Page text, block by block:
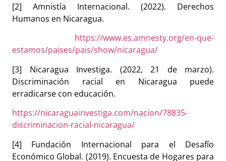
[2] Amnistía Internacional. (2022). Derechos
Humanos en Nicaragua.
https://www.es.amnesty.org/en-que-
estamos/paises/pais/show/nicaragua/
[3] Nicaragua Investiga. (2022, 21 de marzo).
Discriminación racial en Nicaragua puede
erradicarse con educación.
https://nicaraguainvestiga.com/nacion/78835-
discriminacion-racial-nicaragua/
[4] Fundación Internacional para el Desafío
Económico Global. (2019). Encuesta de Hogares para